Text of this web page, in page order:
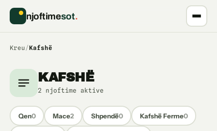
njoftimesot.
Kreu /Kafshë
KAFSHË
2 njoftime aktive
Qen0 Mace2 Shpendë0 Kafshë Ferme0